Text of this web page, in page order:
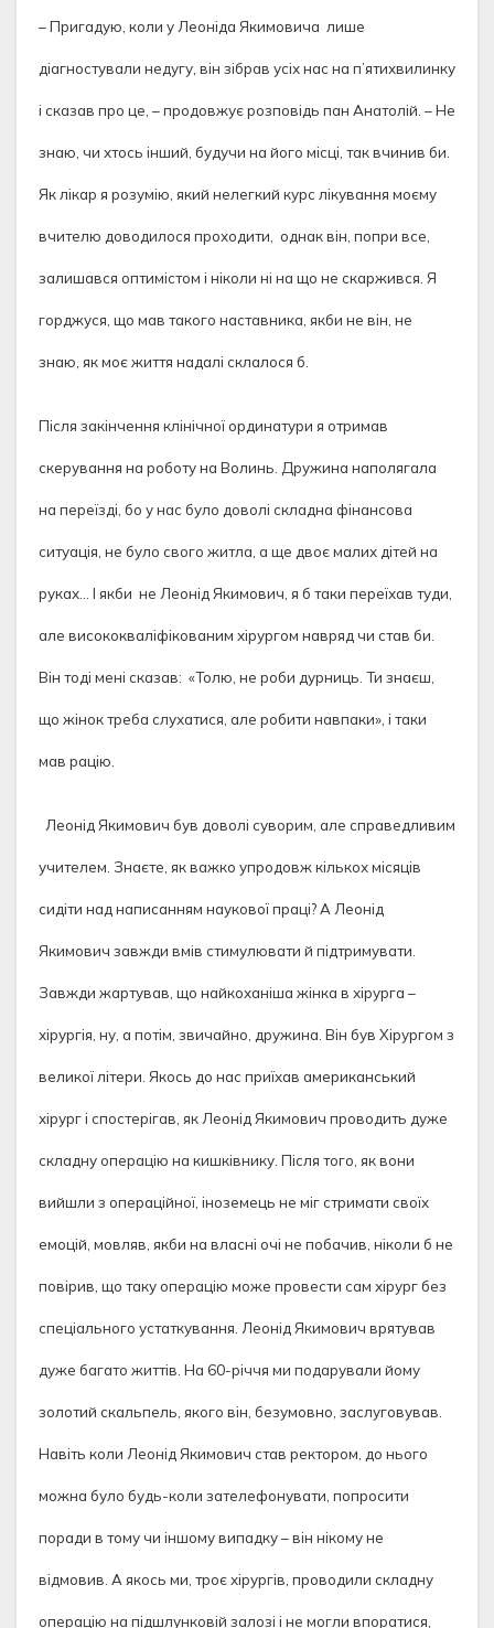
– Пригадую, коли у Леоніда Якимовича лише
діагностували недугу, він зібрав усіх нас на п’ятихвилинку
і сказав про це, – продовжує розповідь пан Анатолій. – Не
знаю, чи хтось інший, будучи на його місці, так вчинив би.
Як лікар я розумію, який нелегкий курс лікування моєму
вчителю доводилося проходити, однак він, попри все,
залишався оптимістом і ніколи ні на що не скаржився. Я
горджуся, що мав такого наставника, якби не він, не
знаю, як моє життя надалі склалося б.
Після закінчення клінічної ординатури я отримав
скерування на роботу на Волинь. Дружина наполягала
на переїзді, бо у нас було доволі складна фінансова
ситуація, не було свого житла, а ще двоє малих дітей на
руках… І якби не Леонід Якимович, я б таки переїхав туди,
але висококваліфікованим хірургом навряд чи став би.
Він тоді мені сказав: «Толю, не роби дурниць. Ти знаєш,
що жінок треба слухатися, але робити навпаки», і таки
мав рацію.
Леонід Якимович був доволі суворим, але справедливим
учителем. Знаєте, як важко упродовж кількох місяців
сидіти над написанням наукової праці? А Леонід
Якимович завжди вмів стимулювати й підтримувати.
Завжди жартував, що найкоханіша жінка в хірурга –
хірургія, ну, а потім, звичайно, дружина. Він був Хірургом з
великої літери. Якось до нас приїхав американський
хірург і спостерігав, як Леонід Якимович проводить дуже
складну операцію на кишківнику. Після того, як вони
вийшли з операційної, іноземець не міг стримати своїх
емоцій, мовляв, якби на власні очі не побачив, ніколи б не
повірив, що таку операцію може провести сам хірург без
спеціального устаткування. Леонід Якимович врятував
дуже багато життів. На 60-річчя ми подарували йому
золотий скальпель, якого він, безумовно, заслуговував.
Навіть коли Леонід Якимович став ректором, до нього
можна було будь-коли зателефонувати, попросити
поради в тому чи іншому випадку – він нікому не
відмовив. А якось ми, троє хірургів, проводили складну
операцію на підшлунковій залозі і не могли впоратися,